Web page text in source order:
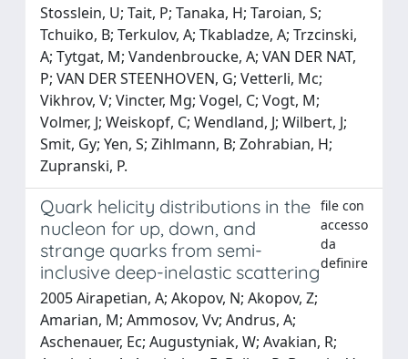
Stosslein, U; Tait, P; Tanaka, H; Taroian, S;
Tchuiko, B; Terkulov, A; Tkabladze, A; Trzcinski,
A; Tytgat, M; Vandenbroucke, A; VAN DER NAT,
P; VAN DER STEENHOVEN, G; Vetterli, Mc;
Vikhrov, V; Vincter, Mg; Vogel, C; Vogt, M;
Volmer, J; Weiskopf, C; Wendland, J; Wilbert, J;
Smit, Gy; Yen, S; Zihlmann, B; Zohrabian, H;
Zupranski, P.
Quark helicity distributions in the
nucleon for up, down, and
strange quarks from semi-
inclusive deep-inelastic scattering
file con
accesso
da
definire
2005 Airapetian, A; Akopov, N; Akopov, Z;
Amarian, M; Ammosov, Vv; Andrus, A;
Aschenauer, Ec; Augustyniak, W; Avakian, R;